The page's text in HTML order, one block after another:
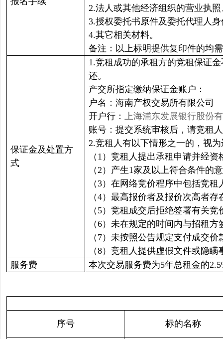
2.法人或其他经济组织的营业执
3.授权委托书原件及委托代理人
4.其它相关材料。
备注：以上标明提供复印件的均
保证金及处置方
式
1.竞租成功的承租方的竞租保证
还。
产交所指定缴纳保证金账户：
户名：海南产权交易所有限公
开户行： 上海浦东发展银行股份
账号：提交系统审核后，请竞租
2.竞租人有以下情形之一的，视
（1）竞租人提出承租申请并经
（2）产生1家及以上符合条件的
（3）在网络竞价程序中包括竞
（4）最高报价者及报价次高者
（5）竞租成交后拒绝签署有关竞
（6）未在规定的时间内与招租
（7）未按照公告规定支付成交
（8）竞租人提供虚假文件或隐瞒
服务费
本次交易服务费为5年总租金的
序号 标的名称